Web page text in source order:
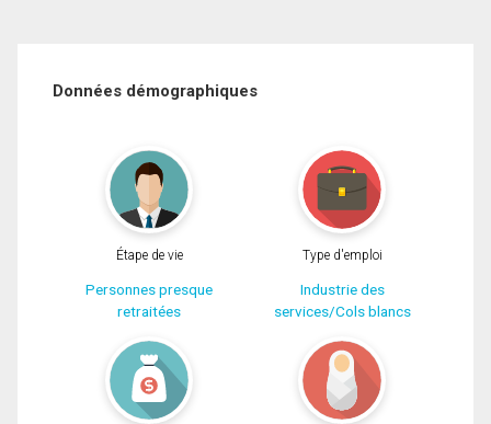
Données démographiques
Étape de vie
Personnes presque
retraitées
Type d'emploi
Industrie des
services/Cols blancs